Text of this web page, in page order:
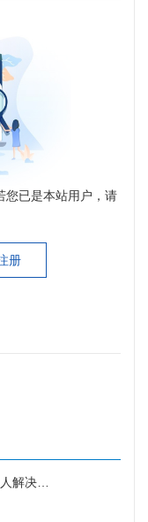
您已是本站用户，请
册
医链路！